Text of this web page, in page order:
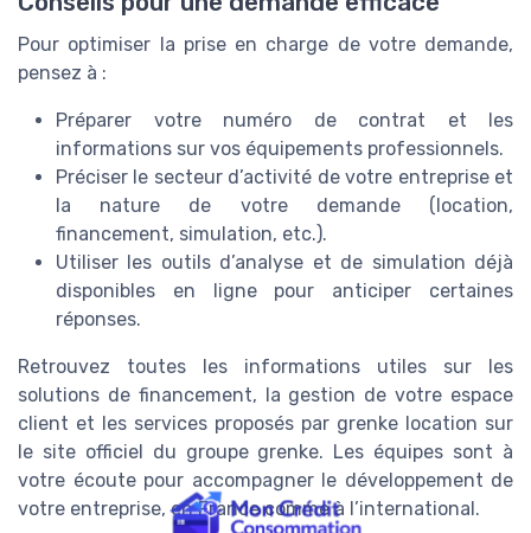
Pour optimiser la prise en charge de votre demande,
pensez à :
Préparer votre numéro de contrat et les
informations sur vos équipements professionnels.
Préciser le secteur d’activité de votre entreprise et
la nature de votre demande (location,
financement, simulation, etc.).
Utiliser les outils d’analyse et de simulation déjà
disponibles en ligne pour anticiper certaines
réponses.
Retrouvez toutes les informations utiles sur les
solutions de financement, la gestion de votre espace
client et les services proposés par grenke location sur
le site officiel du groupe grenke. Les équipes sont à
votre écoute pour accompagner le développement de
votre entreprise, en France comme à l’international.